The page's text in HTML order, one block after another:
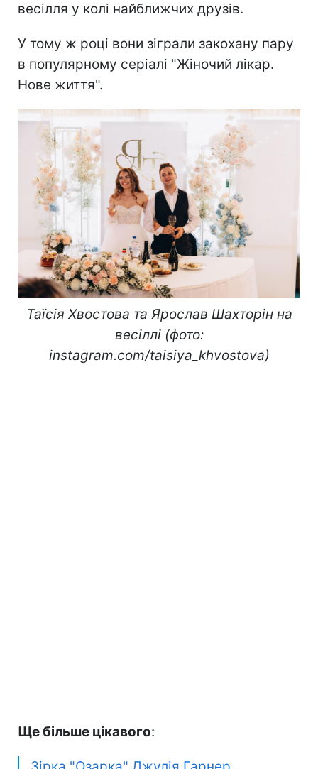
весілля у колі найближчих друзів.
У тому ж році вони зіграли закохану пару
в популярному серіалі "Жіночий лікар.
Нове життя".
Таїсія Хвостова та Ярослав Шахторін на
весіллі (фото:
instagram.com/taisiya_khvostova)
Ще більше цікавого: